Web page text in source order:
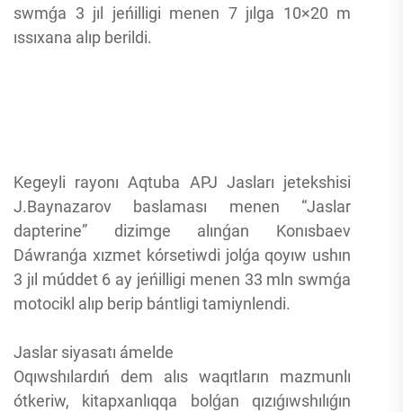
swmǵa 3 jıl jeńilligi menen 7 jılga 10×20 m
ıssıxana alıp berildi.
Kegeyli rayonı Aqtuba APJ Jasları jetekshisi
J.Baynazarov baslaması menen “Jaslar
dapterine” dizimge alınǵan Konısbaev
Dáwranǵa xızmet kórsetiwdi jolǵa qoyıw ushın
3 jıl múddet 6 ay jeńilligi menen 33 mln swmǵa
motocikl alıp berip bántligi tamiynlendi.
Jaslar siyasatı ámelde
Oqıwshılardıń dem alıs waqıtların mazmunlı
ótkeriw, kitapxanlıqqa bolǵan qızıǵıwshılıǵın